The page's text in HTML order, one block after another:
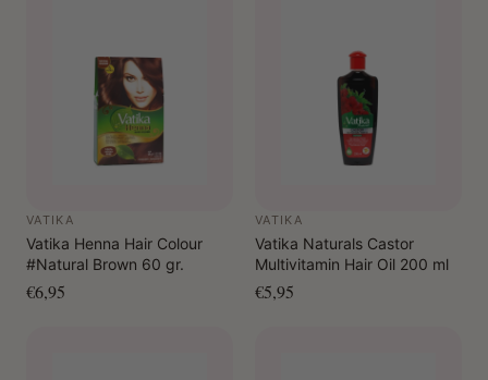
VATIKA
Vatika Henna Hair Colour
#Natural Brown 60 gr.
€6,95
VATIKA
Vatika Naturals Castor
Multivitamin Hair Oil 200 ml
€5,95